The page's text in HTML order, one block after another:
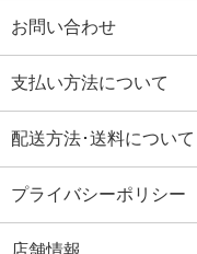
お問い合わせ
支払い方法について
配送方法･送料について
プライバシーポリシー
店舗情報